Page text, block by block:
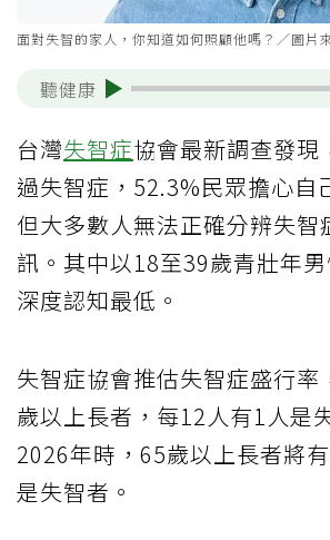
面對失智的家人，你知道如何照顧他嗎？／圖片
聽健康
台灣失智症協會最新調查發現
過失智症，52.3%民眾擔心自
但大多數人無法正確分辨失智
訊。其中以18至39歲青壯年
深度認知最低。
失智症協會推估失智症盛行率
歲以上長者，每12人有1人是
2026年時，65歲以上長者將
是失智者。